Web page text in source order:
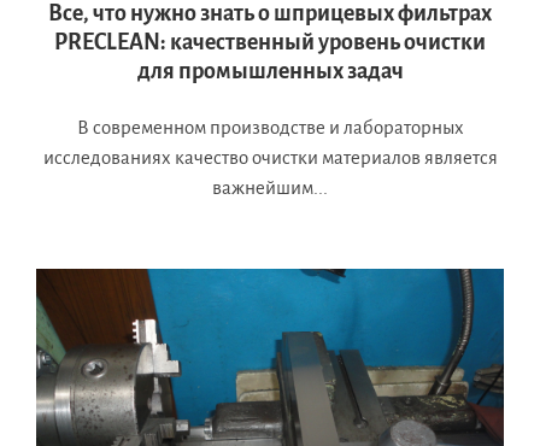
Все, что нужно знать о шприцевых фильтрах
PRECLEAN: качественный уровень очистки
для промышленных задач
В современном производстве и лабораторных
исследованиях качество очистки материалов является
важнейшим...